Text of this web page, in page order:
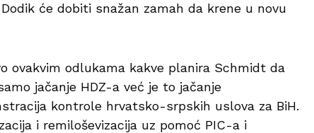
će dobiti snažan zamah da krene u novu
ovakvim odlukama kakve planira Schmidt da
jačanje HDZ-a već je to jačanje
kontrole hrvatsko-srpskih uslova za BiH.
i remiloševizacija uz pomoć PIC-a i